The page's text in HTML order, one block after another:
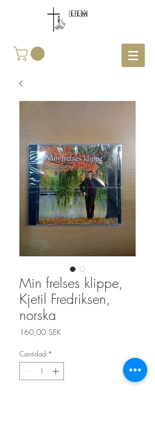
Min frelses klippe,
Kjetil Fredriksen,
norska
160,00 SEKPrecio
Cantidad *